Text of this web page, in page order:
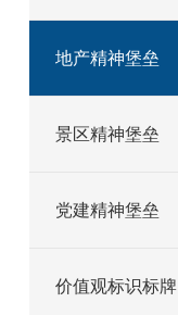
地产精神堡垒
景区精神堡垒
党建精神堡垒
价值观标识标牌